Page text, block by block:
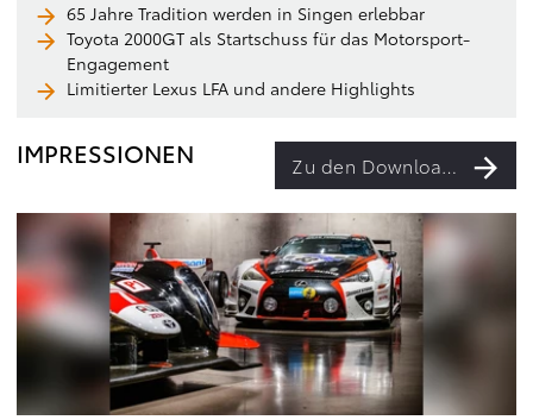
65 Jahre Tradition werden in Singen erlebbar
Toyota 2000GT als Startschuss für das Motorsport-
Engagement
Limitierter Lexus LFA und andere Highlights
IMPRESSIONEN Zu den Downloads